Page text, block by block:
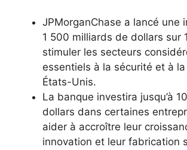
JPMorganChase a lancé une
1 500 milliards de dollars sur
stimuler les secteurs
essentiels à la sécurité et à
États-Unis.
La banque investira jusqu’à
dollars dans certaines
aider à accroître leur
innovation et leur fabrication